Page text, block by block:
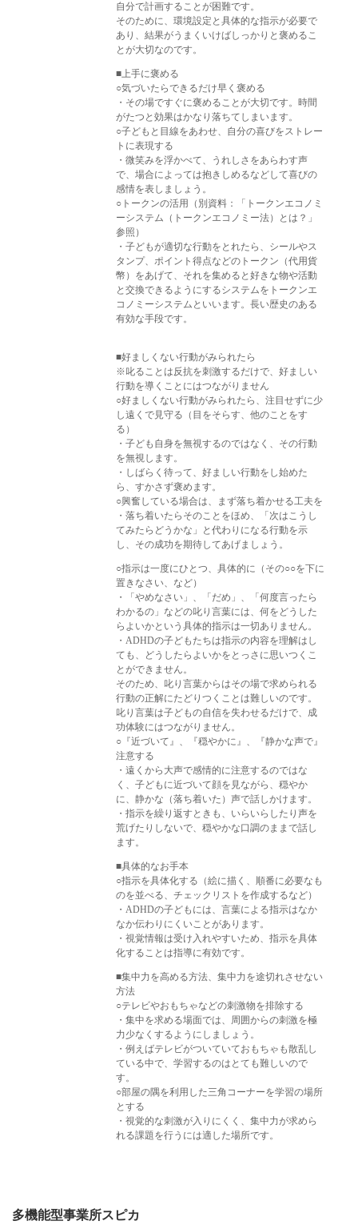
自分で計画することが困難です。
そのために、環境設定と具体的な指示が必要で
あり、結果がうまくいけばしっかりと褒めるこ
とが大切なのです。
■上手に褒める
○気づいたらできるだけ早く褒める
・その場ですぐに褒めることが大切です。時間
がたつと効果はかなり落ちてしまいます。
○子どもと目線をあわせ、自分の喜びをストレー
トに表現する
・微笑みを浮かべて、うれしさをあらわす声
で、場合によっては抱きしめるなどして喜びの
感情を表しましょう。
○トークンの活用（別資料：「トークンエコノミ
ーシステム（トークンエコノミー法）とは？」
参照）
・子どもが適切な行動をとれたら、シールやス
タンプ、ポイント得点などのトークン（代用貨
幣）をあげて、それを集めると好きな物や活動
と交換できるようにするシステムをトークンエ
コノミーシステムといいます。長い歴史のある
有効な手段です。
■好ましくない行動がみられたら
※叱ることは反抗を刺激するだけで、好ましい
行動を導くことにはつながりません
○好ましくない行動がみられたら、注目せずに少
し遠くで見守る（目をそらす、他のことをす
る）
・子ども自身を無視するのではなく、その行動
を無視します。
・しばらく待って、好ましい行動をし始めた
ら、すかさず褒めます。
○興奮している場合は、まず落ち着かせる工夫を
・落ち着いたらそのことをほめ、「次はこうし
てみたらどうかな」と代わりになる行動を示
し、その成功を期待してあげましょう。
○指示は一度にひとつ、具体的に（その○○を下に
置きなさい、など）
・「やめなさい」、「だめ」、「何度言ったら
わかるの」などの叱り言葉には、何をどうした
らよいかという具体的指示は一切ありません。
・ADHDの子どもたちは指示の内容を理解はし
ても、どうしたらよいかをとっさに思いつくこ
とができません。
そのため、叱り言葉からはその場で求められる
行動の正解にたどりつくことは難しいのです。
叱り言葉は子どもの自信を失わせるだけで、成
功体験にはつながりません。
○『近づいて』、『穏やかに』、『静かな声で』
注意する
・遠くから大声で感情的に注意するのではな
く、子どもに近づいて顔を見ながら、穏やか
に、静かな（落ち着いた）声で話しかけます。
・指示を繰り返すときも、いらいらしたり声を
荒げたりしないで、穏やかな口調のままで話し
ます。
■具体的なお手本
○指示を具体化する（絵に描く、順番に必要なも
のを並べる、チェックリストを作成するなど）
・ADHDの子どもには、言葉による指示はなか
なか伝わりにくいことがあります。
・視覚情報は受け入れやすいため、指示を具体
化することは指導に有効です。
■集中力を高める方法、集中力を途切れさせない
方法
○テレビやおもちゃなどの刺激物を排除する
・集中を求める場面では、周囲からの刺激を極
力少なくするようにしましょう。
・例えばテレビがついていておもちゃも散乱し
ている中で、学習するのはとても難しいので
す。
○部屋の隅を利用した三角コーナーを学習の場所
とする
・視覚的な刺激が入りにくく、集中力が求めら
れる課題を行うには適した場所です。
多機能型事業所スピカ